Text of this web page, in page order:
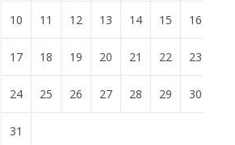
10 11 12 13 14 15 16
17 18 19 20 21 22 23
24 25 26 27 28 29 30
31